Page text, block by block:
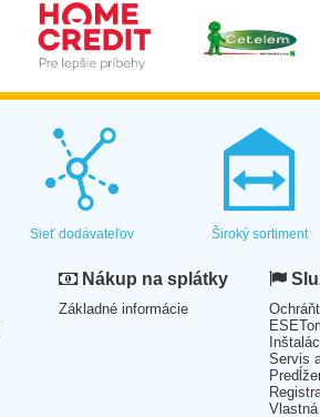
Sieť dodávateľov Široký sortiment
Nákup na splátky
Základné informácie
Servis